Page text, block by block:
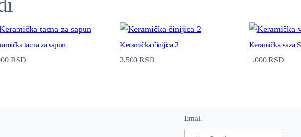
tacna za sapun
RSD
Keramička činijica 2
2.500RSD
Keramička vaza S
1.000 RSD
Email